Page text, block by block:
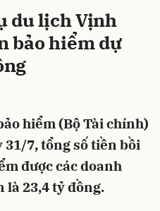
du lịch Vịnh
bảo hiểm dự
hiểm (Bộ Tài chính)
7, tổng số tiền bồi
được các doanh
là 23,4 tỷ đồng.
Hủy